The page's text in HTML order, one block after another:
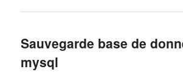
Sauvegarde base de
mysql